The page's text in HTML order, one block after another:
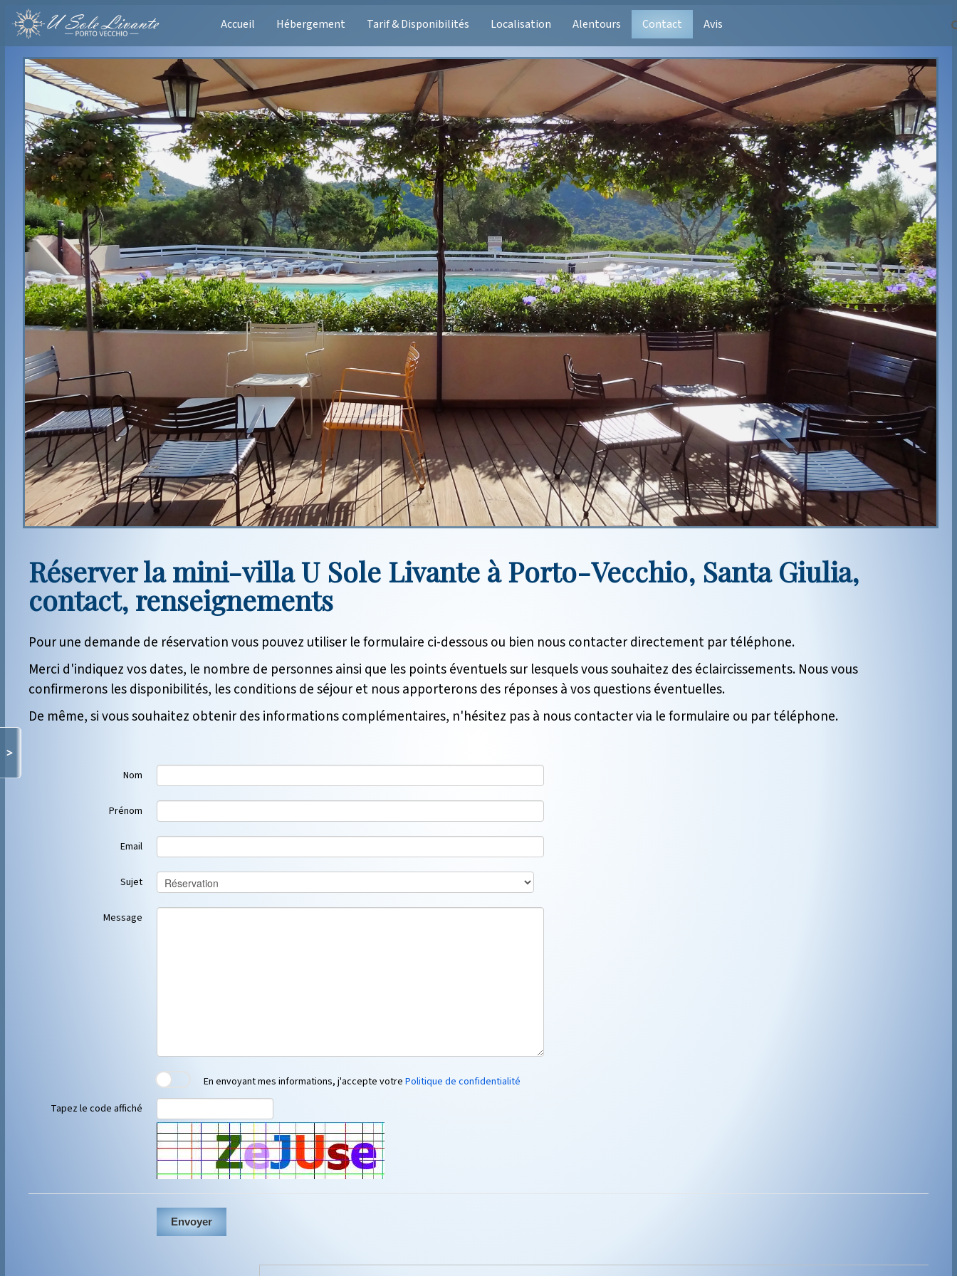
Accueil Hébergement Tarif & Disponibilités Localisation Alentours Contact Avis
>
Réserver la mini-villa U Sole Livante à Porto-Vecchio, Santa Giulia,
contact, renseignements
Pour une demande de réservationvous pouvez utiliser le formulaire ci-dessous ou bien nous contacter directement par téléphone.
Merci d'indiquez vos dates, le nombre de personnes ainsi que les points éventuels sur lesquels vous souhaitez des éclaircissements. Nous vous
confirmerons les disponibilités, les conditions de séjour et nous apporterons des réponses à vos questions éventuelles.
De même, si vous souhaitez obtenir des informations complémentaires, n'hésitez pas à nous contacter via le formulaire ou par téléphone.
Nom
Prénom
Email
Sujet
Message
En envoyant mes informations, j'accepte votre Politique de confidentialité
Tapez le code affiché
Envoyer